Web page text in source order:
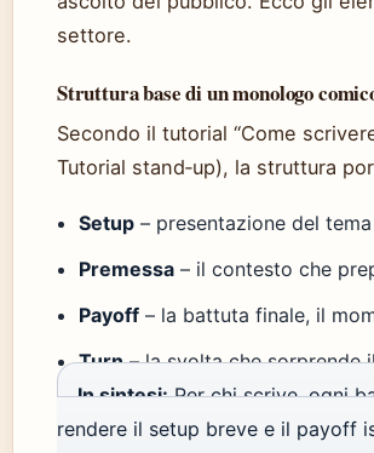
settore.
Struttura base di un monologo
Secondo il tutorial “Come
Tutorial stand‑up), la struttura
Setup – presentazione del
Premessa – il contesto che
Payoff – la battuta finale, il
Turn– la svolta che sorprende
In sintesi:Per chi scrive, ogni
rendere il setup breve e il payoff